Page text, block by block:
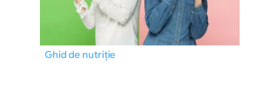
Ghid de nutriție